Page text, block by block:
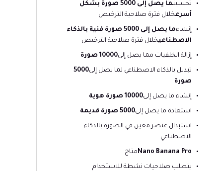
تحسين
ما يصل إلى 5000 صورة بشكل
أسرعخلال فترة صلاحية الترخيص
إنشاء
ما يصل إلى 5000 صورة فنية بالذكاء
الاصطناعيخلال فترة صلاحية الترخيص
إزالة الخلفيات مما يصل إلى10000 صورة
تبديل بالذكاء الاصطناعي لما يصل إلى5000
صورة
إنشاء ما يصل إلى10000 صورة هوية
استعادة ما يصل إلى5000 صورة قديمة
استبدال عنصر معين في الصورة بالذكاء
الاصطناعي
Nano Banana Proمتاح
يتطلب صلاحيات نشطة للاستخدام